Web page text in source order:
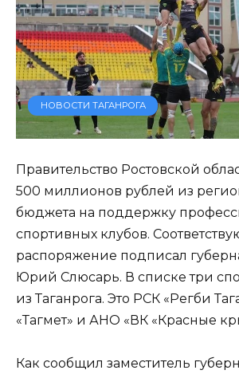
НОВОСТИ ТАГАНРОГА
Правительство Ростовской
500 миллионов рублей из
бюджета на поддержку
спортивных клубов.
распоряжение подписал
Юрий Слюсарь. В списке три
из Таганрога. Это РСК «Регби
«Тагмет» и АНО «ВК «Красные
Как сообщил заместитель